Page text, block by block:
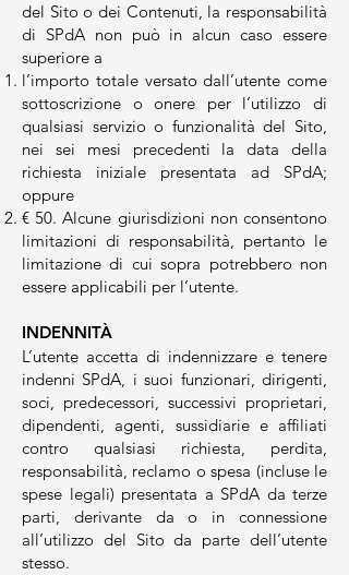
del Sito o dei Contenuti, la responsabilità
di SPdA non può in alcun caso essere
superiore a
l’importo totale versato dall’utente come
sottoscrizione o onere per l’utilizzo di
qualsiasi servizio o funzionalità del Sito,
nei sei mesi precedenti la data della
richiesta iniziale presentata ad SPdA;
oppure
€ 50. Alcune giurisdizioni non consentono
limitazioni di responsabilità, pertanto le
limitazione di cui sopra potrebbero non
essere applicabili per l’utente.
INDENNITÀ
L’utente accetta di indennizzare e tenere
indenni SPdA, i suoi funzionari, dirigenti,
soci, predecessori, successivi proprietari,
dipendenti, agenti, sussidiarie e affiliati
contro qualsiasi richiesta, perdita,
responsabilità, reclamo o spesa (incluse le
spese legali) presentata a SPdA da terze
parti, derivante da o in connessione
all’utilizzo del Sito da parte dell’utente
stesso.